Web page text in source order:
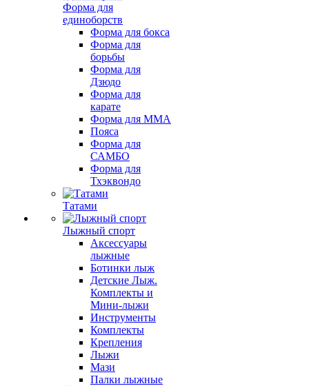
Форма для
единоборств
Форма для бокса
Форма для
борьбы
Форма для
Дзюдо
Форма для
карате
Форма для MMA
Пояса
Форма для
САМБО
Форма для
Тхэквондо
Татами
Лыжный спорт
Аксессуары
лыжные
Ботинки лыж
Детские Лыж.
Комплекты и
Мини-лыжи
Инструменты
Комплекты
Крепления
Лыжи
Мази
Палки лыжные